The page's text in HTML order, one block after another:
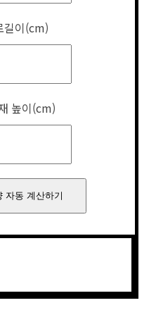
이(cm)
높이(cm)